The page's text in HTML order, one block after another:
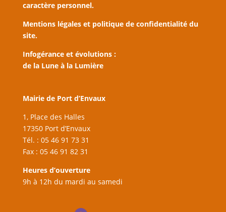
caractère personnel.
Mentions légales et politique de confidentialité du
site.
Infogérance et évolutions :
de la Lune à la Lumière
Mairie de Port d’Envaux
1, Place des Halles
17350 Port d’Envaux
Tél. : 05 46 91 73 31
Fax : 05 46 91 82 31
Heures d’ouverture
9h à 12h du mardi au samedi